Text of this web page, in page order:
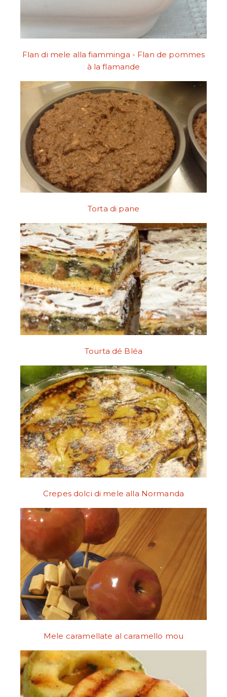
Flan di mele alla fiamminga - Flan de pommes
à la flamande
Torta di pane
Tourta dé Bléa
Crepes dolci di mele alla Normanda
Mele caramellate al caramello mou